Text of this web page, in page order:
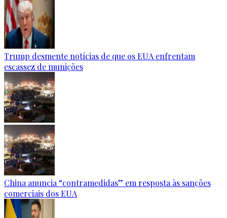
Trump desmente notícias de que os EUA enfrentam
escassez de munições
China anuncia “contramedidas” em resposta às sanções
comerciais dos EUA